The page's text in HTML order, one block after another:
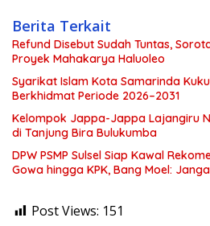
Berita Terkait
Refund Disebut Sudah Tuntas,
Proyek Mahakarya Haluoleo
Syarikat Islam Kota Samarinda
Berkhidmat Periode 2026–2031
Kelompok Jappa-Jappa Lajangiru
di Tanjung Bira Bulukumba
DPW PSMP Sulsel Siap Kawal
Gowa hingga KPK, Bang Moel:
Post Views: 151